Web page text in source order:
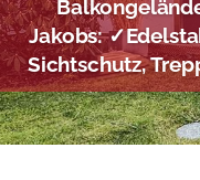
Jakobs:
Sichtschutz,